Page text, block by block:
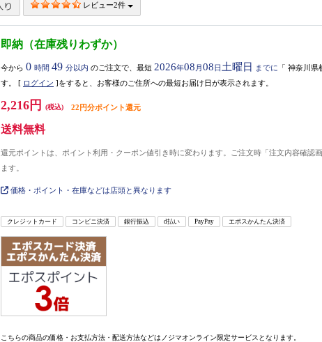
レビュー2件
即納（在庫残りわずか）
今から 0 時間 49 分以内 のご注文で、最短 2026年08 月08日 土曜日 までに 「 神奈川県
す。 [ ログイン ]をすると、お客様のご住所への最短お届け日が表示されます。
2,216円 (税込) 22円分ポイント還元
送料無料
還元ポイントは、ポイント利用・クーポン値引き時に変わります。ご注文時「注文内容確認
ます。
価格・ポイント・在庫などは店頭と異なります
クレジットカード コンビニ決済 銀行振込 d払い PayPay エポスかんたん決済
こちらの商品の価格・お支払方法・配送方法などはノジマオンライン限定サービスとなります。